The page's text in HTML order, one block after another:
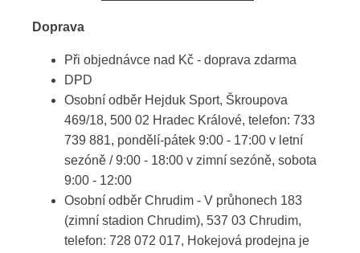
Doprava
Při objednávce nad Kč - doprava zdarma
DPD
Osobní odběr Hejduk Sport, Škroupova
469/18, 500 02 Hradec Králové, telefon: 733
739 881, pondělí-pátek 9:00 - 17:00 v letní
sezóně / 9:00 - 18:00 v zimní sezóně, sobota
9:00 - 12:00
Osobní odběr Chrudim - V průhonech 183
(zimní stadion Chrudim), 537 03 Chrudim,
telefon: 728 072 017, Hokejová prodejna je